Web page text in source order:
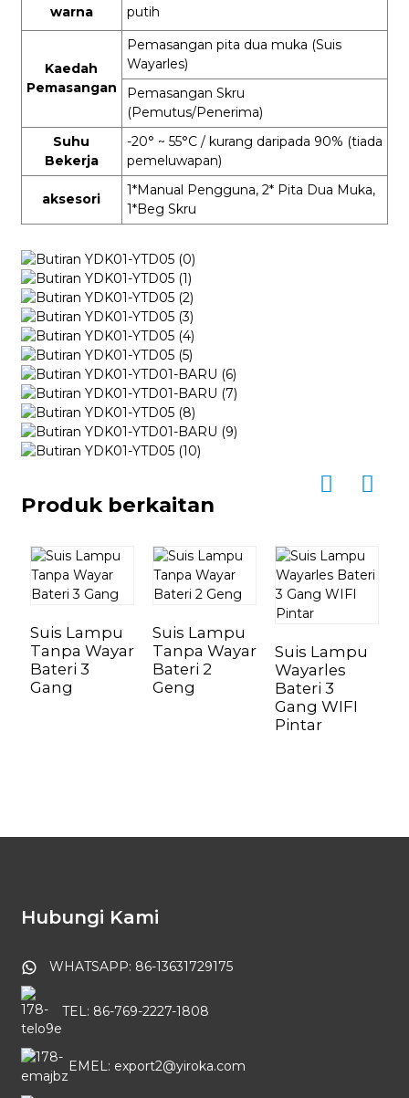
warna putih
Kaedah
Pemasangan
Pemasangan pita dua muka (Suis
Wayarles)
Pemasangan Skru
(Pemutus/Penerima)
Suhu
Bekerja
-20° ~ 55°C / kurang daripada 90% (tiada
pemeluwapan)
aksesori
1*Manual Pengguna, 2* Pita Dua Muka,
1*Beg Skru
Produk berkaitan
Suis Lampu
Tanpa Wayar
Bateri 3
Gang
Suis Lampu
Tanpa Wayar
Bateri 2
Geng
Suis Lampu
Wayarles
Bateri 3
Gang WIFI
Pintar
Hubungi Kami
WHATSAPP: 86-13631729175
TEL: 86-769-2227-1808
EMEL: export2@yiroka.com